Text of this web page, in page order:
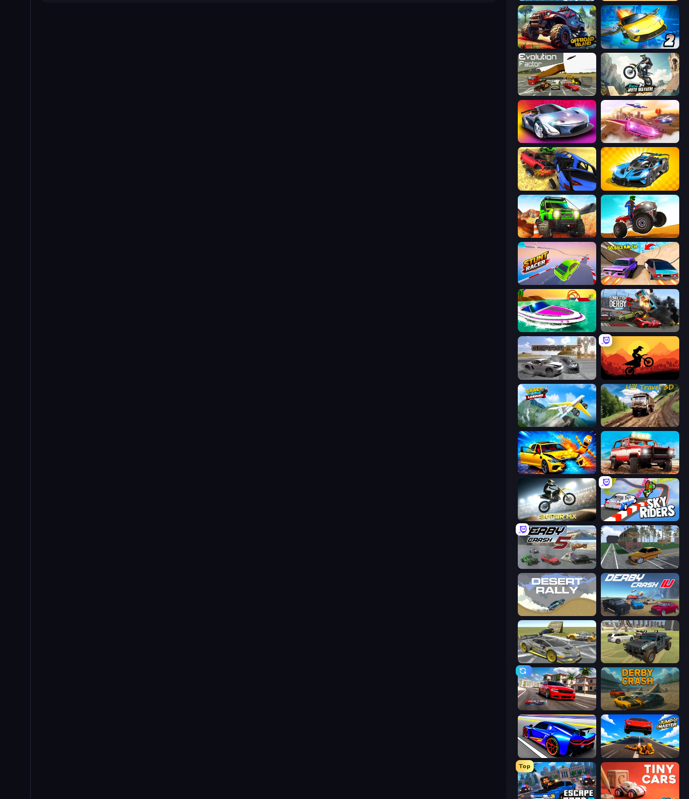
Offroad Island Ultimate Flying Car 2
Evolution Factor Xtreme Moto Mayhem
Grand Cyber City Ultimate Flying Car
Car Crash Simulator Royale GT Cars Mega Ramps
Offroad Life 3D ATV Ultimate Offroad
Stunt Racer Turbo Cars: Pipe Stunts
Jet Boat Racing Demolition Derby 2
Gearshift One Sunset Bike Racing
Crazy Plane Landing Hill Travel 3D
BMG: Ragdoll Playground Offroad Masters Challenge
Super MX - Last Season Sky Riders
Derby Crash 5 Obby: Car Crash Sandbox
Desert Rally Derby Crash 4
Wrong Way 4x4 Offroader
Real Car Driving Derby Crash
Cyber Cars Punk Racing Jump Master: Car Racing
Top